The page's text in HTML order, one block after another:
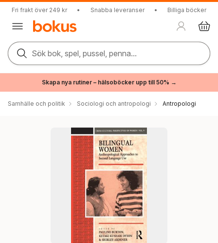
Fri frakt över 249 kr • Snabba leveranser • Billiga böcker
Sök bok, spel, pussel, penna...
Skapa nya rutiner – hälsoböcker upp till 50% →
Samhälle och politik Sociologi och antropologi Antropologi